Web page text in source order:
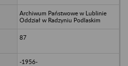
Archiwum Państwowe w Lublinie
Oddział w Radzyniu Podlaskim
87
-1956-